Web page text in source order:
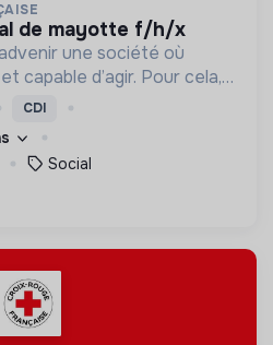
de mayotte f/h/x
une société où
capable d’agir. Pour cela,
et des lieux
et adaptés à tous.
CDI
Social